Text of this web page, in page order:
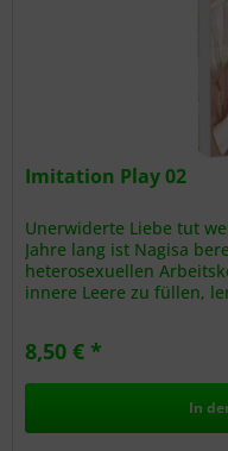
Imitation Play 02
Unerwiderte Liebe tut
Jahre lang ist Nagisa
heterosexuellen
innere Leere zu füllen,
8,50 € *
In